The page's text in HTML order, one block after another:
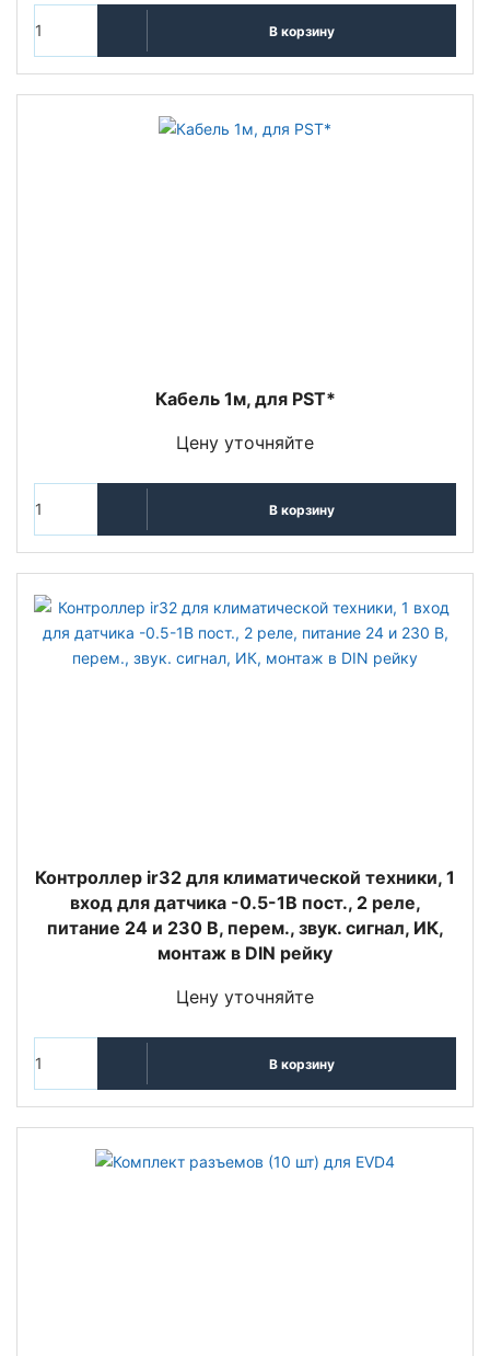
В корзину
Кабель 1м, для PST*
Цену уточняйте
В корзину
Контроллер ir32 для климатической техники, 1
вход для датчика -0.5-1В пост., 2 реле,
питание 24 и 230 В, перем., звук. сигнал, ИК,
монтаж в DIN рейку
Цену уточняйте
В корзину